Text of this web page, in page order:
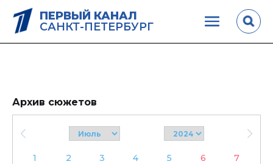
ПЕРВЫЙ КАНАЛ
САНКТ-ПЕТЕРБУРГ
Архив сюжетов
1 2 3 4 5 6
7